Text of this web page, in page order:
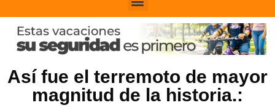
Así fue el terremoto de mayor
magnitud de la historia.: